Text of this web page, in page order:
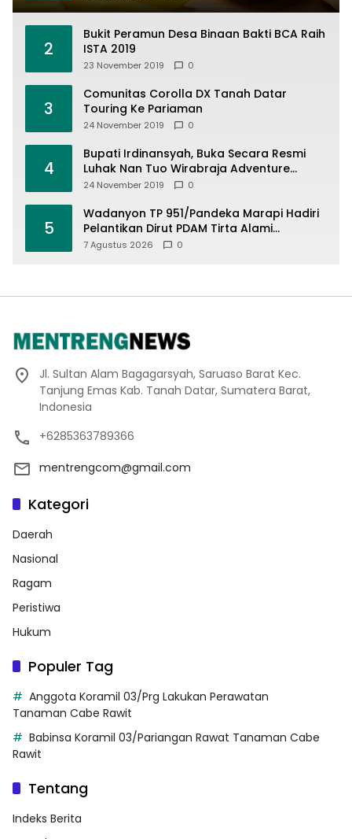
2
Bukit Peramun Desa Binaan Bakti BCA Raih
ISTA 2019
23 November 2019 0
3
Comunitas Corolla DX Tanah Datar
Touring Ke Pariaman
24 November 2019 0
4
Bupati Irdinansyah, Buka Secara Resmi
Luhak Nan Tuo Wirabraja Adventure
Offroad 2019
24 November 2019 0
5
Wadanyon TP 951/Pandeka Marapi Hadiri
Pelantikan Dirut PDAM Tirta Alami
Batusangkar, Dukung Sinergi BUMD dan
7 Agustus 2026 0
Jl. Sultan Alam Bagagarsyah, Saruaso Barat Kec.
Tanjung Emas Kab. Tanah Datar, Sumatera Barat,
Indonesia
+6285363789366
mentrengcom@gmail.com
Kategori
Daerah
Nasional
Ragam
Peristiwa
Hukum
Populer Tag
Anggota Koramil 03/Prg Lakukan Perawatan
Tanaman Cabe Rawit
Babinsa Koramil 03/Pariangan Rawat Tanaman Cabe
Rawit
Tentang
Indeks Berita